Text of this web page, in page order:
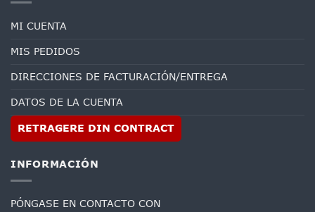
MI CUENTA
MIS PEDIDOS
DIRECCIONES DE FACTURACIÓN/ENTREGA
DATOS DE LA CUENTA
RETRAGERE DIN CONTRACT
INFORMACIÓN
PÓNGASE EN CONTACTO CON